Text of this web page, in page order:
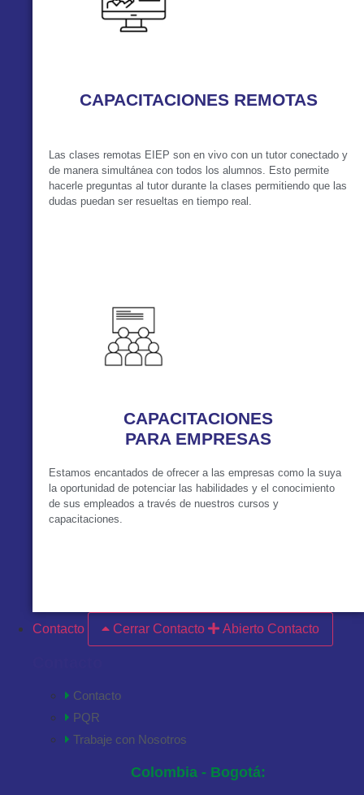
CAPACITACIONES REMOTAS
Las clases remotas EIEP son en vivo con un tutor conectado y
de manera simultánea con todos los alumnos. Esto permite
hacerle preguntas al tutor durante la clases permitiendo que las
dudas puedan ser resueltas en tiempo real.
CAPACITACIONES
PARA EMPRESAS
Estamos encantados de ofrecer a las empresas como la suya
la oportunidad de potenciar las habilidades y el conocimiento
de sus empleados a través de nuestros cursos y
capacitaciones.
Contacto
Cerrar Contacto Abierto Contacto
Contacto
PQR
Trabaje con Nosotros
Colombia - Bogotá: